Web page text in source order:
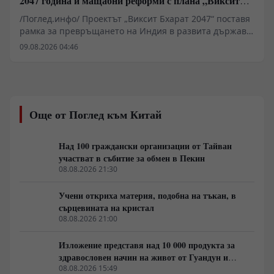
Бхарат 2047“
/Поглед.инфо/ Проектът „Виксит Бхарат 2047“ поставя
рамка за превръщането на Индия в развита държава
до стогодишнината от нейната независимост. За
външнотърговския дял и скокът на световния износ
от 2% на 10%. Инициативата изисква мащабни
милиардното население.
09.08.2026 04:46
Още от Поглед към Китай
Над 100 граждански организации от Тайван
участват в събитие за обмен в Пекин
08.08.2026 21:30
Учени откриха материя, подобна на тъкан, в
сърцевината на кристал
08.08.2026 21:00
Изложение представя над 10 000 продукта за
здравословен начин на живот от Гуандун и
Макао
08.08.2026 15:49